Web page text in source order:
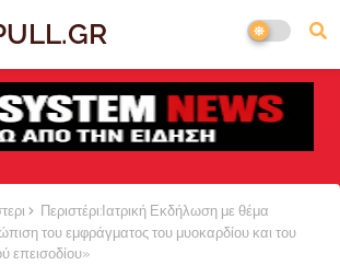
Περιστέρι:Ιατρική Εκδήλωση με θέμα
του εμφράγματος του μυοκαρδίου και του
επεισοδίου»